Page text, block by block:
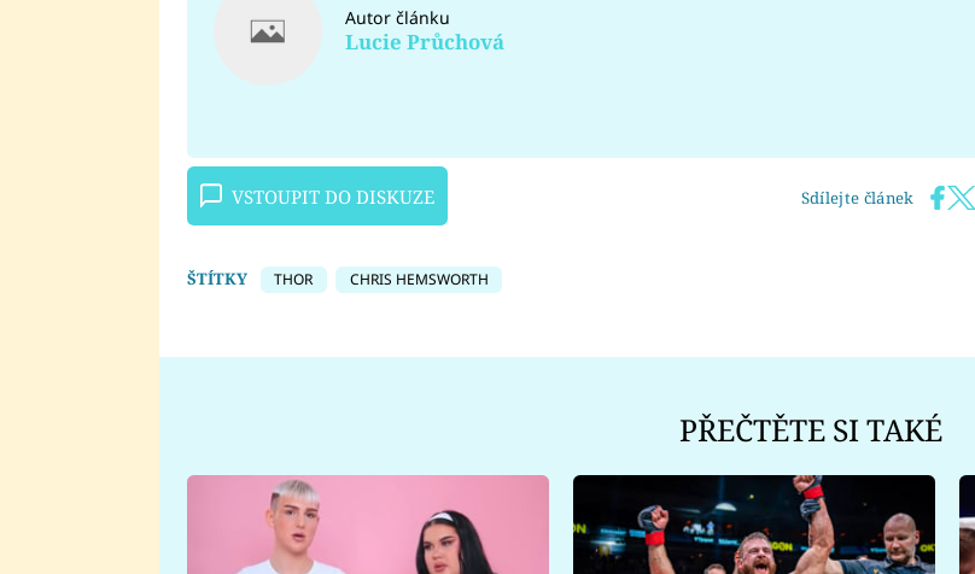
Autor článku
Lucie Průchová
VSTOUPIT DO DISKUZE Sdílejte článek
ŠTÍTKY THOR CHRIS HEMSWORTH
PŘEČTĚTE SI TAKÉ